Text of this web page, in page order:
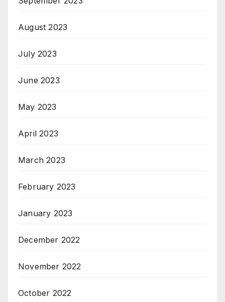
August 2023
July 2023
June 2023
May 2023
April 2023
March 2023
February 2023
January 2023
December 2022
November 2022
October 2022